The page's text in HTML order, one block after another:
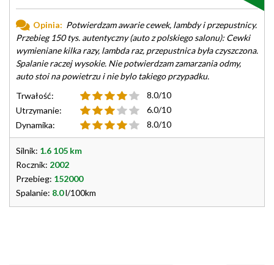
Opinia: Potwierdzam awarie cewek, lambdy i przepustnicy.
Przebieg 150 tys. autentyczny (auto z polskiego salonu): Cewki
wymieniane kilka razy, lambda raz, przepustnica była czyszczona.
Spalanie raczej wysokie. Nie potwierdzam zamarzania odmy,
auto stoi na powietrzu i nie bylo takiego przypadku.
Trwałość:
8.0/10
Utrzymanie:
6.0/10
Dynamika:
8.0/10
Silnik: 1.6 105 km
Rocznik: 2002
Przebieg: 152000
Spalanie: 8.0l/100km